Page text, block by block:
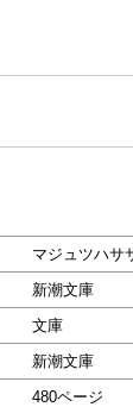
マジュツハサ
新潮文庫
文庫
新潮文庫
480ページ